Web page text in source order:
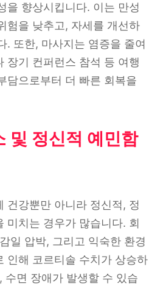
을 향상시킵니다. 이는 만성
험을 낮추고, 자세를 개선하
. 또한, 마사지는 염증을 줄여
장기 컨퍼런스 참석 등 여행
담으로부터 더 빠른 회복을
및 정신적 예민함
건강뿐만 아니라 정신적, 정
미치는 경우가 많습니다. 회
일 압박, 그리고 익숙한 환경
인해 코르티솔 수치가 상승하
수면 장애가 발생할 수 있습